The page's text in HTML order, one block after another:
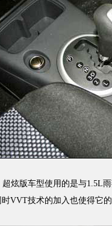
版车型使用的是与1.5L雨
VVT技术的加入也使得它